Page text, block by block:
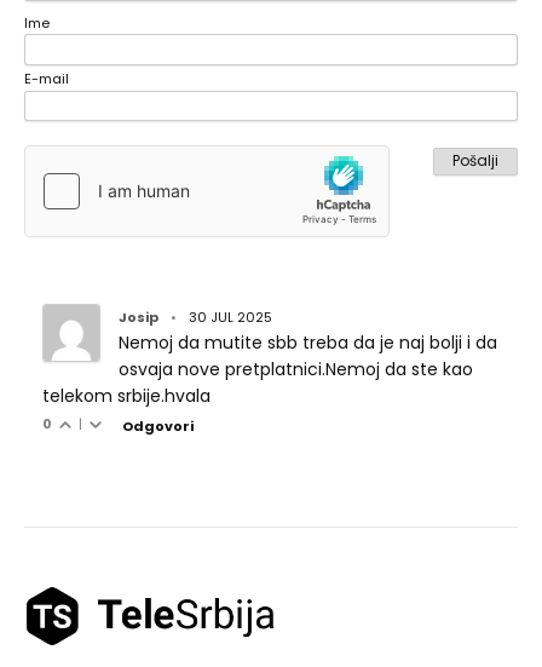
Ime
E-mail
Josip • 30 JUL 2025
Nemoj da mutite sbb treba da je naj bolji i da
osvaja nove pretplatnici.Nemoj da ste kao
telekom srbije.hvala
0 | Odgovori